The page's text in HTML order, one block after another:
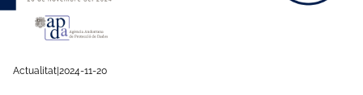
Actualitat|2024-11-20